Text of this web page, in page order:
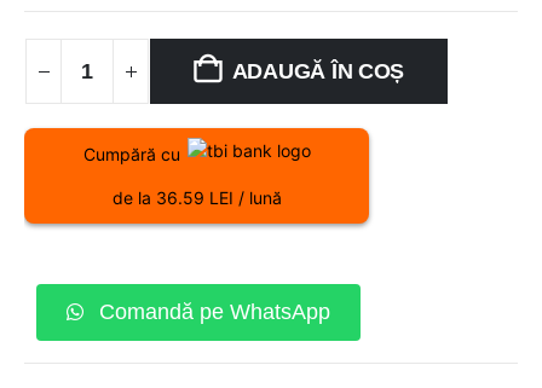
ADAUGĂ ÎN COȘ
Cumpără cu
de la 36.59 LEI / lună
Comandă pe WhatsApp